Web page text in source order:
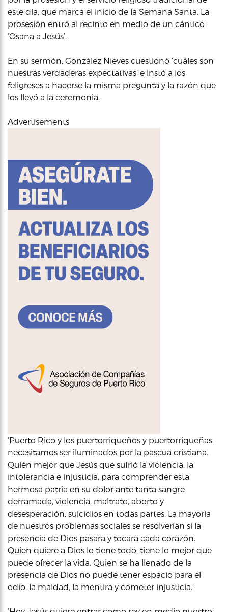
este día, que marca el inicio de la Semana Santa. La
prosesión entró al recinto en medio de un cántico
‘Osana a Jesús’.
En su sermón, González Nieves cuestionó ‘cuáles son
nuestras verdaderas expectativas’ e instó a los
feligreses a hacerse la misma pregunta y la razón que
los llevó a la ceremonia.
Advertisements
‘Puerto Rico y los puertorriqueños y puertorriqueñas
necesitamos ser iluminados por la pascua cristiana.
Quién mejor que Jesús que sufrió la violencia, la
intolerancia e injusticia, para comprender esta
hermosa patria en su dolor ante tanta sangre
derramada, violencia, maltrato, aborto y
desesperación, suicidios en todas partes. La mayoría
de nuestros problemas sociales se resolverían si la
presencia de Dios pasara y tocara cada corazón.
Quien quiere a Dios lo tiene todo, tiene lo mejor que
puede ofrecer la vida. Quien se ha llenado de la
presencia de Dios no puede tener espacio para el
odio, la maldad, la mentira y cometer injusticia.’